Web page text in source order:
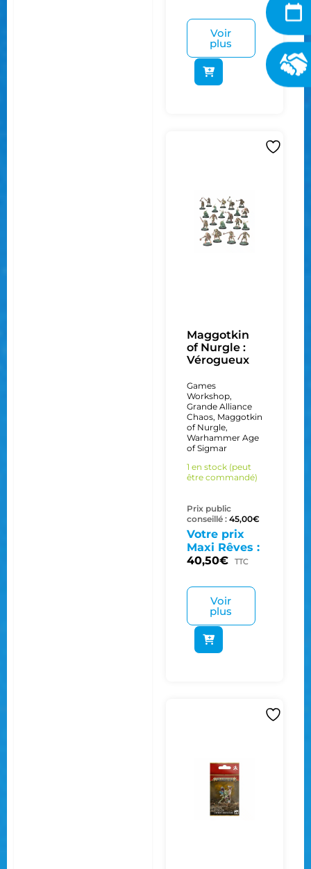
Voir
plus
Maggotkin
of Nurgle :
Vérogueux
Games
Workshop,
Grande Alliance
Chaos, Maggotkin
of Nurgle,
Warhammer Age
of Sigmar
1 en stock (peut
être commandé)
Prix public
conseillé : 45,00€
Votre prix
Maxi Rêves :
40,50€ TTC
Voir
plus